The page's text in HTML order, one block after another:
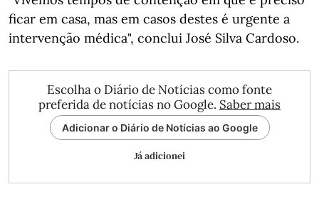
ficar em casa, mas em casos destes é urgente a
intervenção médica", conclui José Silva Cardoso.
Escolha o Diário de Notícias como fonte
preferida de notícias no Google. Saber mais
Adicionar o Diário de Notícias ao Google
Já adicionei